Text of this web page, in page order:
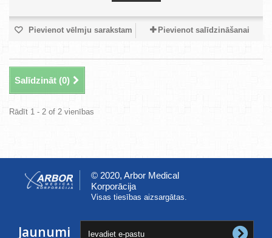
Pievienot vēlmju sarakstam Pievienot salīdzināšanai
Salīdzināt (0)
Rādīt 1 - 2 of 2 vienības
© 2020, Arbor Medical
Korporācija
Visas tiesības aizsargātas.
Jaunumi